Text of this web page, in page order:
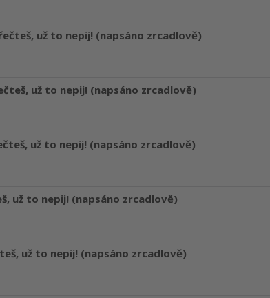
už to nepij! (napsáno zrcadlově)
už to nepij! (napsáno zrcadlově)
už to nepij! (napsáno zrcadlově)
už to nepij! (napsáno zrcadlově)
už to nepij! (napsáno zrcadlově)